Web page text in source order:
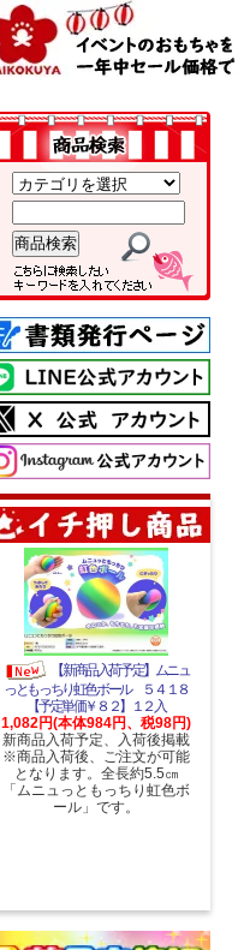
【新商品入荷予定】ムニュ
っともっちり虹色ボール ５４１８
【予定単価￥８２】１２入
1,082円(本体984円、税98円)
新商品入荷予定、入荷後掲載
※商品入荷後、ご注文が可能
となります。全長約5.5㎝
「ムニュっともっちり虹色ボ
ール」です。